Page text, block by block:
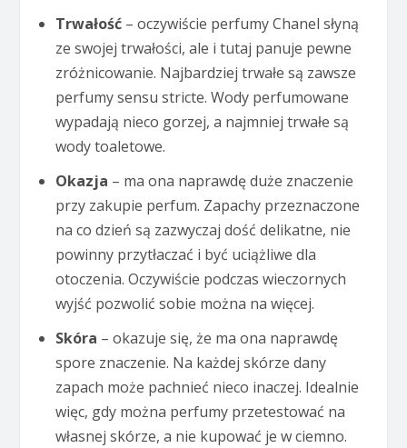
Trwałość– oczywiście perfumy Chanel słyną
ze swojej trwałości, ale i tutaj panuje pewne
zróżnicowanie. Najbardziej trwałe są zawsze
perfumy sensu stricte. Wody perfumowane
wypadają nieco gorzej, a najmniej trwałe są
wody toaletowe.
Okazja – ma ona naprawdę duże znaczenie
przy zakupie perfum. Zapachy przeznaczone
na co dzień są zazwyczaj dość delikatne, nie
powinny przytłaczać i być uciążliwe dla
otoczenia. Oczywiście podczas wieczornych
wyjść pozwolić sobie można na więcej.
Skóra – okazuje się, że ma ona naprawdę
spore znaczenie. Na każdej skórze dany
zapach może pachnieć nieco inaczej. Idealnie
więc, gdy można perfumy przetestować na
własnej skórze, a nie kupować je w ciemno.